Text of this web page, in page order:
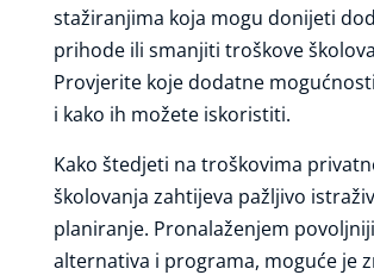
stažiranjima koja mogu donijeti
prihode ili smanjiti troškove
Provjerite koje dodatne
i kako ih možete iskoristiti.
Kako štedjeti na troškovima
školovanja zahtijeva pažljivo
planiranje. Pronalaženjem
alternativa i programa, moguće je